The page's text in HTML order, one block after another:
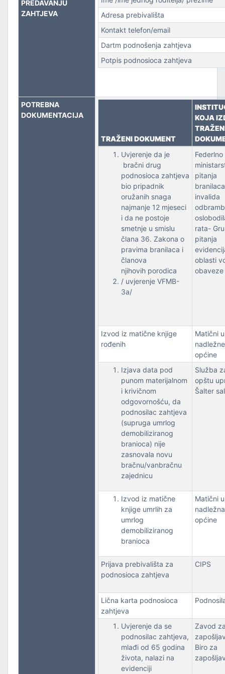
PREDAVANJU
ZAHTJEVA
Adresa prebivališta
Kontakt telefon/email
Dartm podnošenja zahtjeva
Potpis podnosioca zahtjeva
POTREBNA
DOKUMENTACIJA
TRAŽENI DOKUMENT
KOJA
Uvjerenje da je
bračni drug
podnosioca zahtjeva
bio pripadnik
oružanih snaga
najmanje 12 mjeseci
i da ne postoje
smetnje u smislu
člana 36. Zakona o
pravima branilaca i
članova
njihovih porodica
/ uvjerenje VFMB-
3a/
Federlno
pitanja
invalida
rata-
pitanja
oblasti
obaveze
Izvod iz matične knjige
rođenih
Matični
nadležne
općine
Izjava data pod
punom materijalnom
i krivičnom
odgovornošću, da
podnosilac zahtjeva
(supruga umrlog
demobiliziranog
branioca) nije
zasnovala novu
bračnu/vanbračnu
zajednicu
Služba
opštu
Šalter
Izvod iz matične
knjige umrlih za
umrlog
demobiliziranog
branioca
Matični
nadležna
općine
Prijava prebivališta za
podnosioca zahtjeva
CIPS
Lična karta podnosioca
zahtjeva
Uvjerenje da se
podnosilac zahtjeva,
mlađi od 65 godina
života, nalazi na
evidenciji
Zavod
Biro za